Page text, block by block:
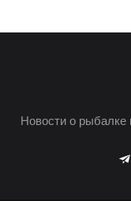
Новости о рыбалке